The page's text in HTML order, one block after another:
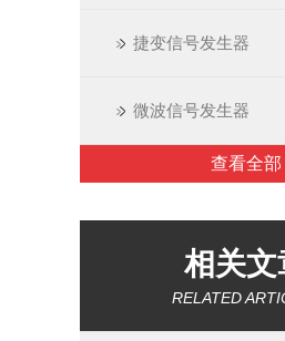
捷变信号发生器
微波信号发生器
查看全部
相关文
RELATED